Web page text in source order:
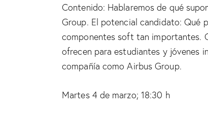
Contenido: Hablaremos de qué
Group. El potencial candidato: Qué
componentes soft tan importantes.
ofrecen para estudiantes y jóvenes
compañía como Airbus Group.
Martes 4 de marzo; 18:30 h